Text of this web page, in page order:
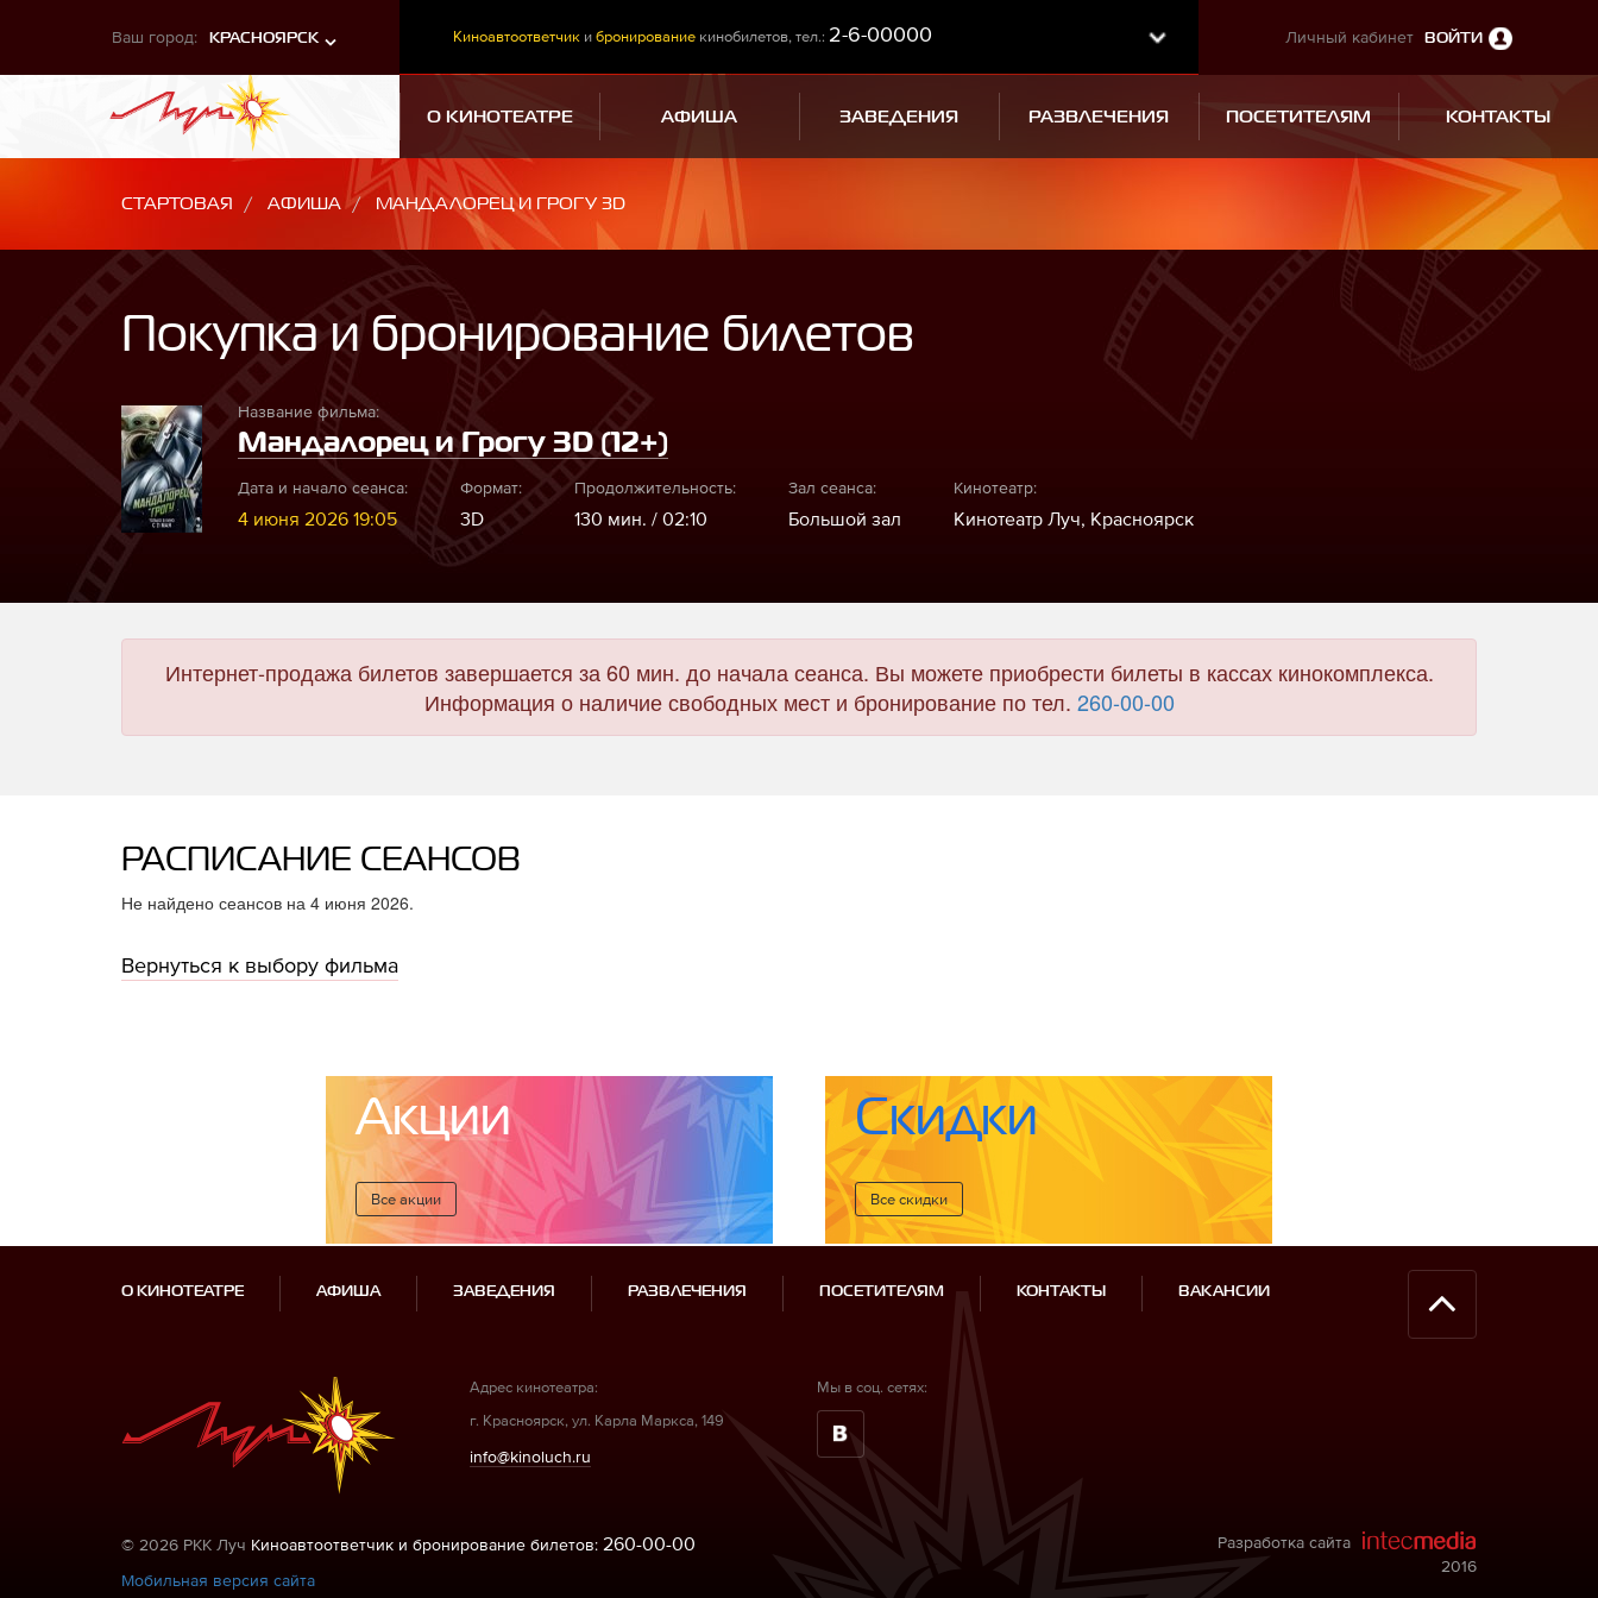
Ваш город: КРАСНОЯРСК Киноавтоответчик и бронирование кинобилетов, тел.: 2-6-00000 Личный кабинет ВОЙТИ
О КИНОТЕАТРЕ АФИША ЗАВЕДЕНИЯ РАЗВЛЕЧЕНИЯ ПОСЕТИТЕЛЯМ КОНТАКТЫ
СТАРТОВАЯ АФИША МАНДАЛОРЕЦ И ГРОГУ 3D
Покупка и бронирование билетов
Название фильма:
Мандалорец и Грогу 3D (12+)
Дата и начало сеанса:
4 июня 2026 19:05
Формат:
3D
Продолжительность:
130 мин. / 02:10
Зал сеанса:
Большой зал
Кинотеатр:
Кинотеатр Луч, Красноярск
Интернет-продажа билетов завершается за 60 мин. до начала сеанса. Вы можете приобрести билеты в кассах кинокомплекса.
Информация о наличие свободных мест и бронирование по тел. 260-00-00
РАСПИСАНИЕ СЕАНСОВ
Не найдено сеансов на 4 июня 2026.
Вернуться к выбору фильма
Акции
Все акции
Скидки
Все cкидки
О КИНОТЕАТРЕ АФИША ЗАВЕДЕНИЯ РАЗВЛЕЧЕНИЯ ПОСЕТИТЕЛЯМ КОНТАКТЫ ВАКАНСИИ
Адрес кинотеатра:
г. Красноярск, ул. Карла Маркса, 149
info@kinoluch.ru
Мы в соц. сетях:
© 2026 РКК Луч Киноавтоответчик и бронирование билетов: 260-00-00
Мобильная версия сайта
Разработка сайта
2016